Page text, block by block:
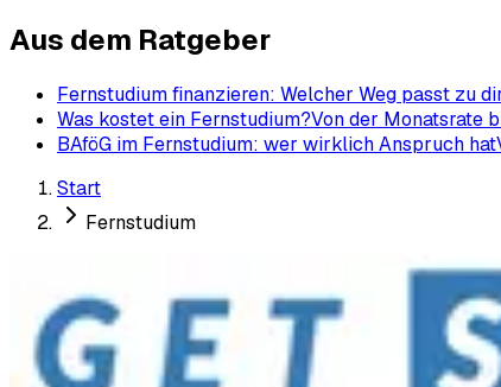
Aus dem Ratgeber
Fernstudium finanzieren: Welcher Weg passt zu
Was kostet ein Fernstudium?Von der Monatsrate
BAföG im Fernstudium: wer wirklich Anspruch hat
Start
Fernstudium